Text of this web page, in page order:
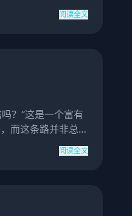
阅读全文
？”这是一个富有
而这条路并非总是
阅读全文